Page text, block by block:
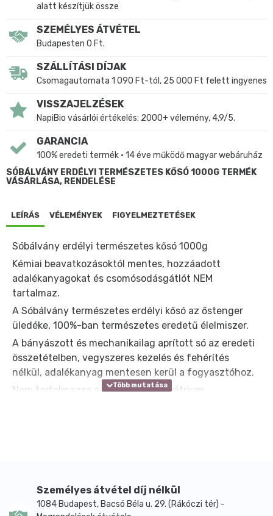
alatt készítjük össze
SZEMÉLYES ÁTVÉTEL
Budapesten 0 Ft.
SZÁLLÍTÁSI DÍJAK
Csomagautomata 1 090 Ft-tól, 25 000 Ft felett ingyenes
VISSZAJELZÉSEK
NapiBio vásárlói értékelés: 2000+ vélemény, 4,9/5.
GARANCIA
100% eredeti termék • 14 éve működő magyar webáruház
SÓBÁLVÁNY ERDÉLYI TERMÉSZETES KŐSÓ 1000G TERMÉK
VÁSÁRLÁSA, RENDELÉSE
LEÍRÁS VÉLEMÉNYEK FIGYELMEZTETÉSEK
Sóbálvány erdélyi természetes kősó 1000g
Kémiai beavatkozásoktól mentes, hozzáadott
adalékanyagokat és csomósodásgátlót NEM
tartalmaz.
A Sóbálvány természetes erdélyi kősó az őstenger
üledéke, 100%-ban természetes eredetű élelmiszer.
A bányászott és mechanikailag aprított só az eredeti
összetételben, vegyszeres kezelés és fehérítés
nélkül, adalékanyag mentesen kerül a fogyasztóhoz.
Nem tartalmazza a sokat vitatott nátrium
Személyes átvétel díj nélkül
1084 Budapest, Bacsó Béla u. 29. (Rákóczi tér) -